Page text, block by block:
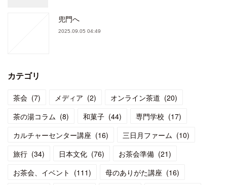
兜門へ
2025.09.05 04:49
カテゴリ
茶会 (7) メディア (2) オンライン茶道 (20)
茶の湯コラム (8) 和菓子 (44) 専門学校 (17)
カルチャーセンター講座 (16) 三日月ファーム (10)
旅行 (34) 日本文化 (76) お茶会準備 (21)
お茶会、イベント (111) 母のありがた講座 (16)